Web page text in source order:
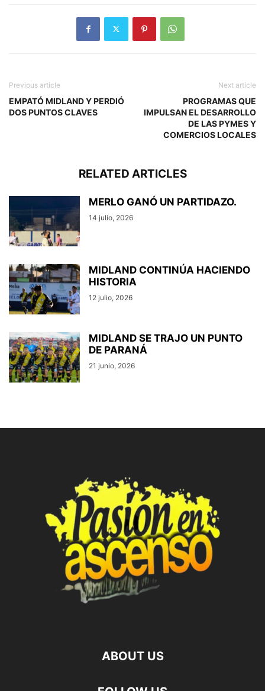
Previous article
EMPATÓ MIDLAND Y PERDIÓ
DOS PUNTOS CLAVES
Next article
PROGRAMAS QUE
IMPULSAN EL DESARROLLO
DE LAS PYMES Y
COMERCIOS LOCALES
RELATED ARTICLES
MERLO GANÓ UN PARTIDAZO.
14 julio, 2026
MIDLAND CONTINÚA HACIENDO
HISTORIA
12 julio, 2026
MIDLAND SE TRAJO UN PUNTO
DE PARANÁ
21 junio, 2026
ABOUT US